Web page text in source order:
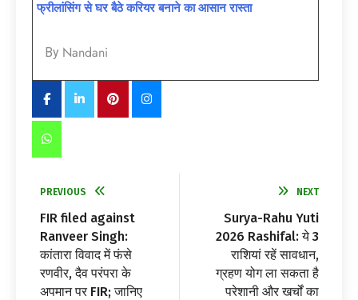
फ्रीलांसिंग से घर बैठे करियर बनाने का आसान रास्ता
By Nandani
PREVIOUS
FIR filed against
Ranveer Singh:
कांतारा विवाद में फंसे
रणवीर, दैव परंपरा के
अपमान पर FIR; जानिए
NEXT
Surya-Rahu Yuti
2026 Rashifal: ये 3
राशियां रहें सावधान,
ग्रहण योग ला सकता है
परेशानी और खर्चों का